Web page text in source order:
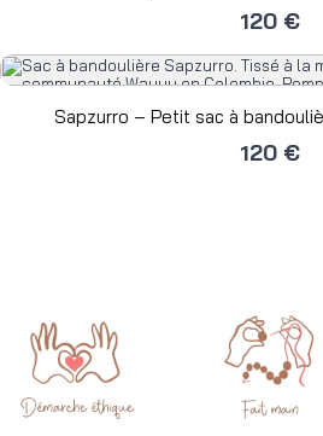
120 €
Sapzurro – Petit sac à
120 €